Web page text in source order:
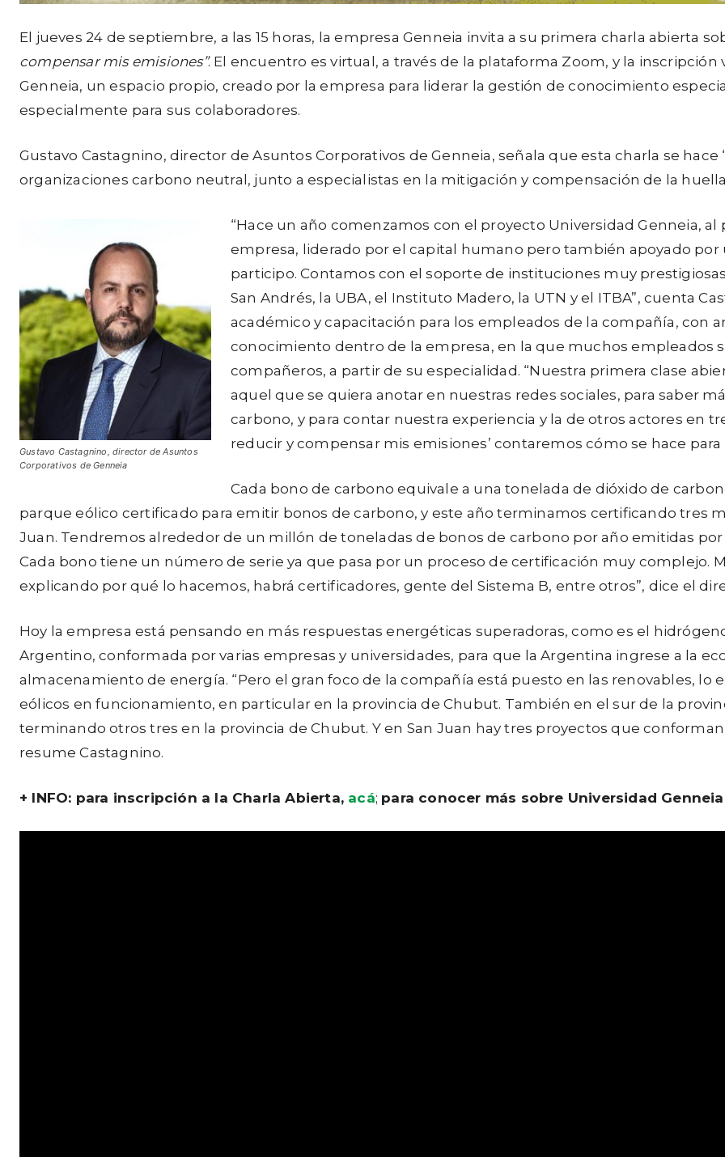
El jueves 24 de septiembre, a las 15 horas, la empresa Genneia invita a su primera charla abierta
compensar mis emisiones”. El encuentro es virtual, a través de la plataforma Zoom, y la inscripción
Genneia, un espacio propio, creado por la empresa para liderar la gestión de conocimiento
especialmente para sus colaboradores.
Gustavo Castagnino, director de Asuntos Corporativos de Genneia, señala que esta charla se
organizaciones carbono neutral, junto a especialistas en la mitigación y compensación de la
Gustavo Castagnino, director de Asuntos
Corporativos de Genneia
“Hace un año comenzamos con el proyecto Universidad Genneia,
empresa, liderado por el capital humano pero también apoyado
participo. Contamos con el soporte de instituciones muy
San Andrés, la UBA, el Instituto Madero, la UTN y el ITBA”, cuenta
académico y capacitación para los empleados de la compañía, con
conocimiento dentro de la empresa, en la que muchos empleados
compañeros, a partir de su especialidad. “Nuestra primera clase
aquel que se quiera anotar en nuestras redes sociales, para saber
carbono, y para contar nuestra experiencia y la de otros actores en
reducir y compensar mis emisiones’ contaremos cómo se hace
Cada bono de carbono equivale a una tonelada de dióxido de
parque eólico certificado para emitir bonos de carbono, y este año terminamos certificando tres
Juan. Tendremos alrededor de un millón de toneladas de bonos de carbono por año emitidas
Cada bono tiene un número de serie ya que pasa por un proceso de certificación muy complejo.
explicando por qué lo hacemos, habrá certificadores, gente del Sistema B, entre otros”, dice el
Hoy la empresa está pensando en más respuestas energéticas superadoras, como es el
Argentino, conformada por varias empresas y universidades, para que la Argentina ingrese a la
almacenamiento de energía. “Pero el gran foco de la compañía está puesto en las renovables, lo
eólicos en funcionamiento, en particular en la provincia de Chubut. También en el sur de la
terminando otros tres en la provincia de Chubut. Y en San Juan hay tres proyectos que
resume Castagnino.
+ INFO: para inscripción a la Charla Abierta, acá; para conocer más sobre Universidad